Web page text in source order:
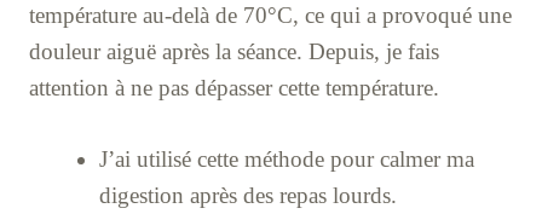
température au-delà de 70°C, ce qui a provoqué une
douleur aiguë après la séance. Depuis, je fais
attention à ne pas dépasser cette température.
J’ai utilisé cette méthode pour calmer ma
digestion après des repas lourds.